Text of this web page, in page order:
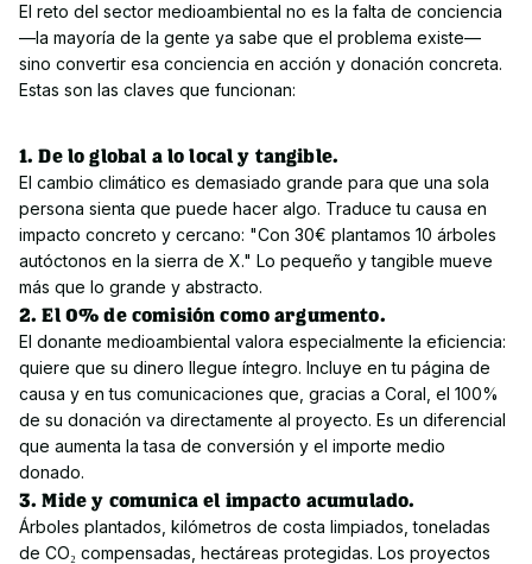
El reto del sector medioambiental no es la falta de conciencia
—la mayoría de la gente ya sabe que el problema existe—
sino convertir esa conciencia en acción y donación concreta.
Estas son las claves que funcionan:
1. De lo global a lo local y tangible.
El cambio climático es demasiado grande para que una sola
persona sienta que puede hacer algo. Traduce tu causa en
impacto concreto y cercano: "Con 30€ plantamos 10 árboles
autóctonos en la sierra de X." Lo pequeño y tangible mueve
más que lo grande y abstracto.
2. El 0% de comisión como argumento.
El donante medioambiental valora especialmente la eficiencia:
quiere que su dinero llegue íntegro. Incluye en tu página de
causa y en tus comunicaciones que, gracias a Coral, el 100%
de su donación va directamente al proyecto. Es un diferencial
que aumenta la tasa de conversión y el importe medio
donado.
3. Mide y comunica el impacto acumulado.
Árboles plantados, kilómetros de costa limpiados, toneladas
de CO₂ compensadas, hectáreas protegidas. Los proyectos